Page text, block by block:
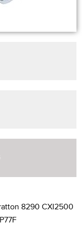
8290 CXI2500